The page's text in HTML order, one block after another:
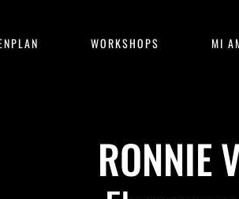
WORKSHOPS MI
RONNIE